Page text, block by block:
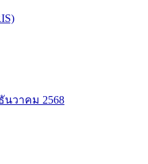
นวาคม 2568